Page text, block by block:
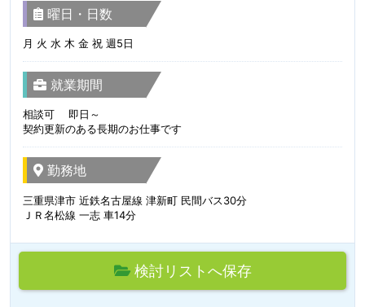
曜日・日数
月 火 水 木 金 祝 週5日
就業期間
相談可 即日～
契約更新のある長期のお仕事です
勤務地
三重県津市 近鉄名古屋線 津新町 民間バス30分
ＪＲ名松線 一志 車14分
検討リストへ保存